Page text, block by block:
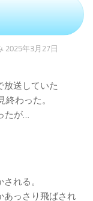
2025年3月27日
放送していた
終わった。
たが…
れる。
あっさり飛ばされ